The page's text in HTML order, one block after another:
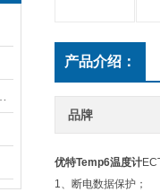
产品介绍：
品牌
优特Temp6温度计
1、断电数据保护；